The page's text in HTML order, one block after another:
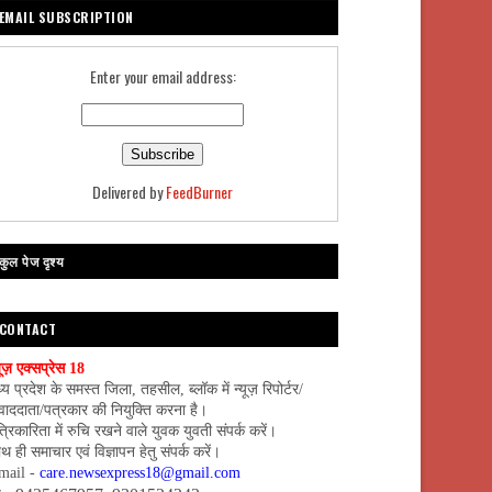
EMAIL SUBSCRIPTION
Enter your email address:
Delivered byFeedBurner
पेज दृश्य
CONTACT
एक्सप्रेस 18
प्रदेश के समस्त जिला, तहसील, ब्लॉक में न्यूज़ रिपोर्टर/
पत्रकार की नियुक्ति करना है।
में रुचि रखने वाले युवक युवती संपर्क करें।
ही समाचार एवं विज्ञापन हेतु संपर्क करें।
- care.newsexpress18@gmail.com